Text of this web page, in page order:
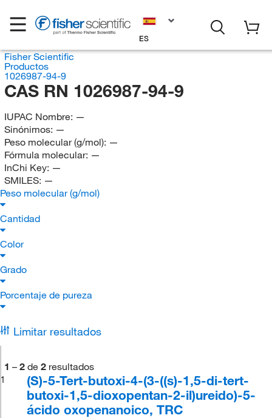
ES
Fisher Scientific
Productos
1026987-94-9
CAS RN 1026987-94-9
IUPAC Nombre: —
Sinónimos: —
Peso molecular (g/mol): —
Fórmula molecular: —
InChi Key: —
SMILES: —
Peso molecular (g/mol)
Cantidad
Color
Grado
Porcentaje de pureza
Limitar resultados
1 – 2 de 2 resultados
1
(S)-5-Tert-butoxi-4-(3-((s)-1,5-di-tert-
butoxi-1,5-dioxopentan-2-il)ureido)-5-
ácido oxopenanoico, TRC